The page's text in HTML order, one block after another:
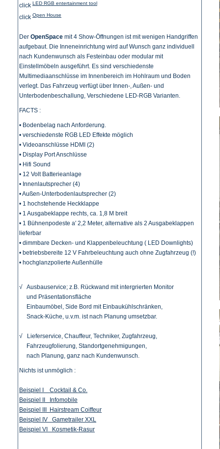
click LED RGB entertainment tool
click Open House
Der OpenSpace mit 4 Show-Öffnungen ist mit wenigen Handgriffen
aufgebaut. Die Inneneinrichtung wird auf Wunsch ganz individuell
nach Kundenwunsch als Festeinbau oder modular mit
Einstellmöbeln ausgeführt. Es sind verschiedenste
Multimediaanschlüsse im Innenbereich im Hohlraum und Boden
verlegt. Das Fahrzeug verfügt über Innen-, Außen- und
Unterbodenbeschallung, Verschiedene LED-RGB Varianten.
FACTS :
• Bodenbelag nach Anforderung.
• verschiedenste RGB LED Effekte möglich
• Videoanschlüsse HDMI (2)
• Display Port Anschlüsse
• Hifi Sound
• 12 Volt Batterieanlage
• Innenlautsprecher (4)
• Außen-Unterbodenlautsprecher (2)
• 1 hochstehende Heckklappe
• 1 Ausgabeklappe rechts, ca. 1,8 M breit
• 1 Bühnenpodeste a′ 2,2 Meter, alternative als 2 Ausgabeklappen
lieferbar
• dimmbare Decken- und Klappenbeleuchtung ( LED Downlights)
• betriebsbereite 12 V Fahrbeleuchtung auch ohne Zugfahrzeug (!)
• hochglanzpolierte Außenhülle
√ Ausbauservice; z.B. Rückwand mit intergrierten Monitor
und Präsentationsfläche
Einbaumöbel, Side Bord mit Einbaukühlschränken,
Snack-Küche, u.v.m. ist nach Planung umsetzbar.
√ Lieferservice, Chauffeur, Techniker, Zugfahrzeug,
Fahrzeugfolierung, Standortgenehmigungen,
nach Planung, ganz nach Kundenwunsch.
Nichts ist unmöglich :
Beispiel I Cocktail & Co.
Beispiel II Infomobile
Beispiel III Hairstream Coiffeur
Beispiel IV Gametrailer XXL
Beispiel VI Kosmetik-Rasur